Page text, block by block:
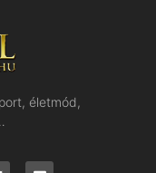
életmód,